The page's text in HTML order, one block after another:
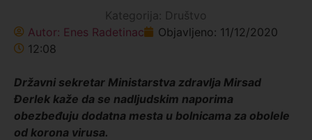
Kategorija: Društvo
Autor: Enes Radetinac Objavljeno: 11/12/2020
12:08
Državni sekretar Ministarstva zdravlja Mirsad
Đerlek kaže da se nadljudskim naporima
obezbeđuju dodatna mesta u bolnicama za obolele
od korona virusa.